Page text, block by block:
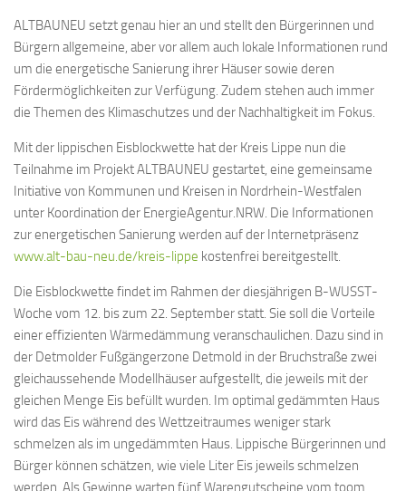
ALTBAUNEU setzt genau hier an und stellt den Bürgerinnen und
Bürgern allgemeine, aber vor allem auch lokale Informationen rund
um die energetische Sanierung ihrer Häuser sowie deren
Fördermöglichkeiten zur Verfügung. Zudem stehen auch immer
die Themen des Klimaschutzes und der Nachhaltigkeit im Fokus.
Mit der lippischen Eisblockwette hat der Kreis Lippe nun die
Teilnahme im Projekt ALTBAUNEU gestartet, eine gemeinsame
Initiative von Kommunen und Kreisen in Nordrhein-Westfalen
unter Koordination der EnergieAgentur.NRW. Die Informationen
zur energetischen Sanierung werden auf der Internetpräsenz
www.alt-bau-neu.de/kreis-lippe kostenfrei bereitgestellt.
Die Eisblockwette findet im Rahmen der diesjährigen B-WUSST-
Woche vom 12. bis zum 22. September statt. Sie soll die Vorteile
einer effizienten Wärmedämmung veranschaulichen. Dazu sind in
der Detmolder Fußgängerzone Detmold in der Bruchstraße zwei
gleichaussehende Modellhäuser aufgestellt, die jeweils mit der
gleichen Menge Eis befüllt wurden. Im optimal gedämmten Haus
wird das Eis während des Wettzeitraumes weniger stark
schmelzen als im ungedämmten Haus. Lippische Bürgerinnen und
Bürger können schätzen, wie viele Liter Eis jeweils schmelzen
werden. Als Gewinne warten fünf Warengutscheine vom toom